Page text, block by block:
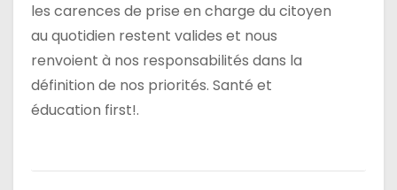
les carences de prise en charge du citoyen
au quotidien restent valides et nous
renvoient à nos responsabilités dans la
définition de nos priorités. Santé et
éducation first!.